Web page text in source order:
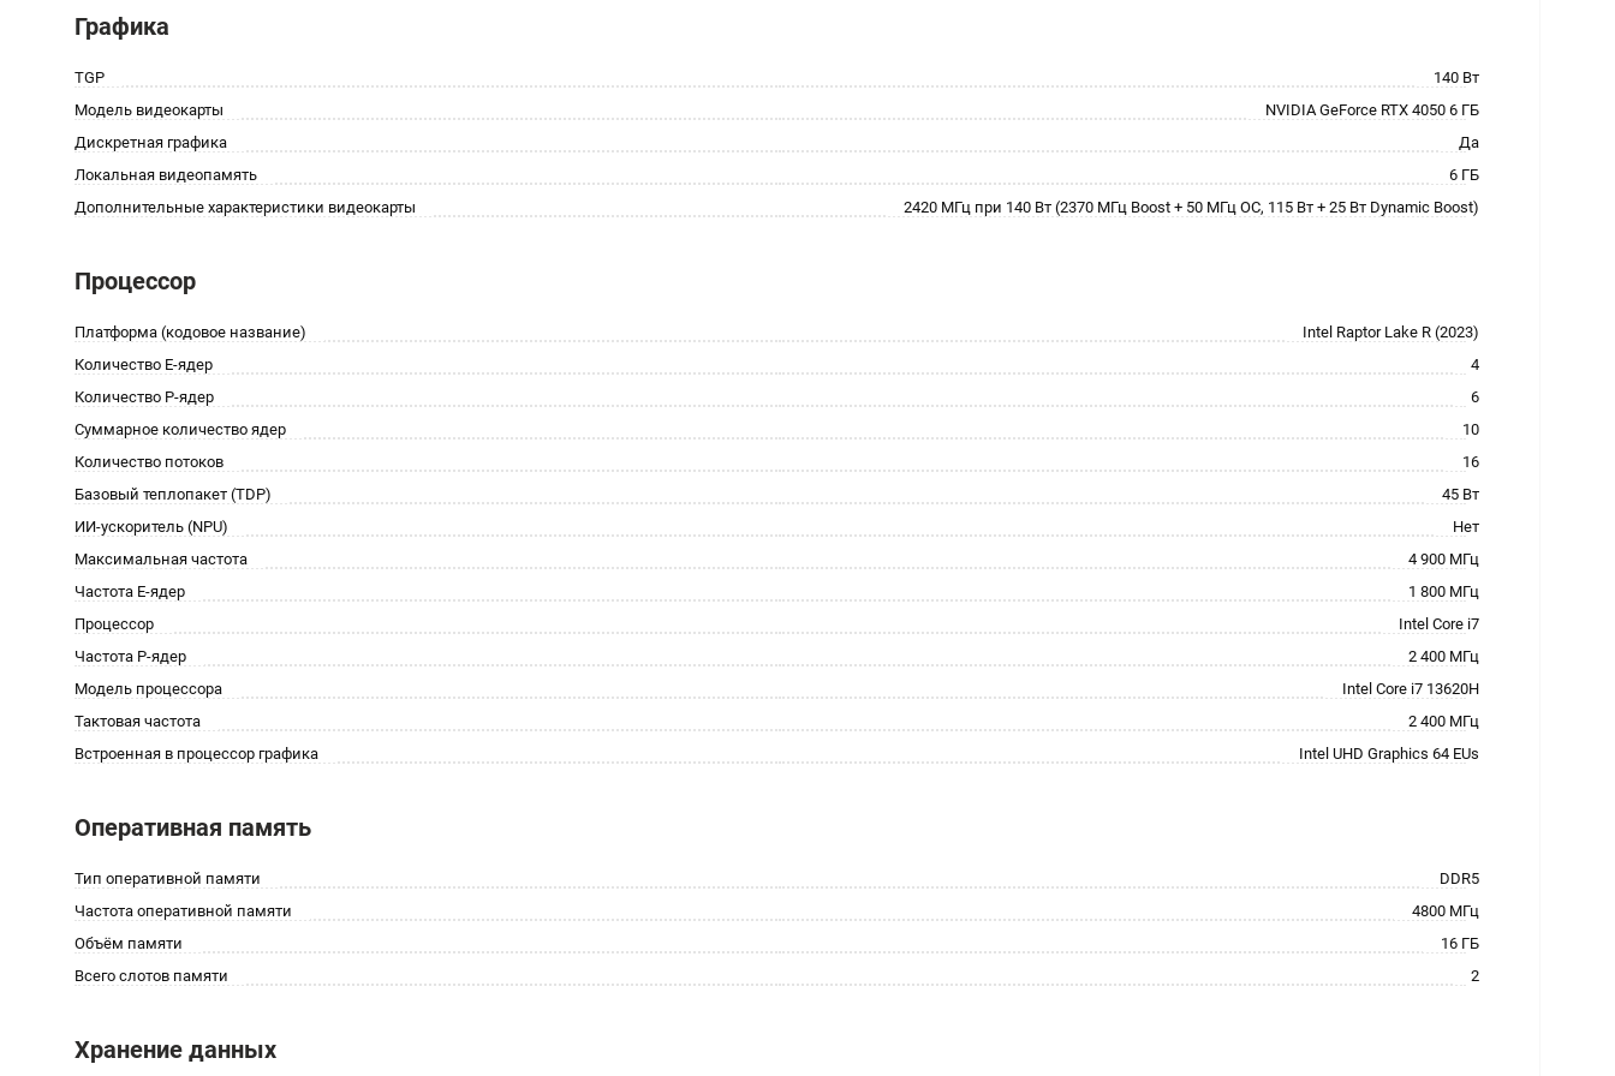
Графика
TGP
140 Вт
Модель видеокарты
NVIDIA GeForce RTX 4050 6 ГБ
Дискретная графика
Да
Локальная видеопамять
6 ГБ
Дополнительные характеристики видеокарты
2420 МГц при 140 Вт (2370 МГц Boost + 50 МГц OC, 115 Вт + 25 Вт Dynamic Boost)
Процессор
Платформа (кодовое название)
Intel Raptor Lake R (2023)
Количество E-ядер
4
Количество P-ядер
6
Суммарное количество ядер
10
Количество потоков
16
Базовый теплопакет (TDP)
45 Вт
ИИ-ускоритель (NPU)
Нет
Максимальная частота
4 900 МГц
Частота E-ядер
1 800 МГц
Процессор
Intel Core i7
Частота P-ядер
2 400 МГц
Модель процессора
Intel Core i7 13620H
Тактовая частота
2 400 МГц
Встроенная в процессор графика
Intel UHD Graphics 64 EUs
Оперативная память
Тип оперативной памяти
DDR5
Частота оперативной памяти
4800 МГц
Объём памяти
16 ГБ
Всего слотов памяти
2
Хранение данных